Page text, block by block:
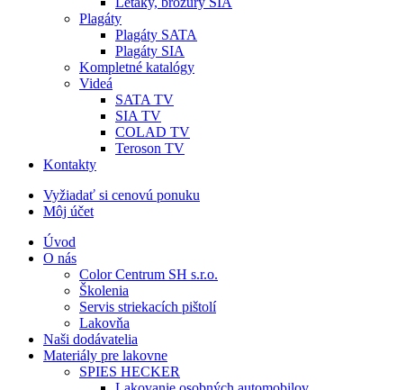
Plagáty
Plagáty SATA
Plagáty SIA
Kompletné katalógy
Videá
SATA TV
SIA TV
COLAD TV
Teroson TV
Kontakty
Vyžiadať si cenovú ponuku
Môj účet
Úvod
O nás
Color Centrum SH s.r.o.
Školenia
Servis striekacích pištolí
Lakovňa
Naši dodávatelia
Materiály pre lakovne
SPIES HECKER